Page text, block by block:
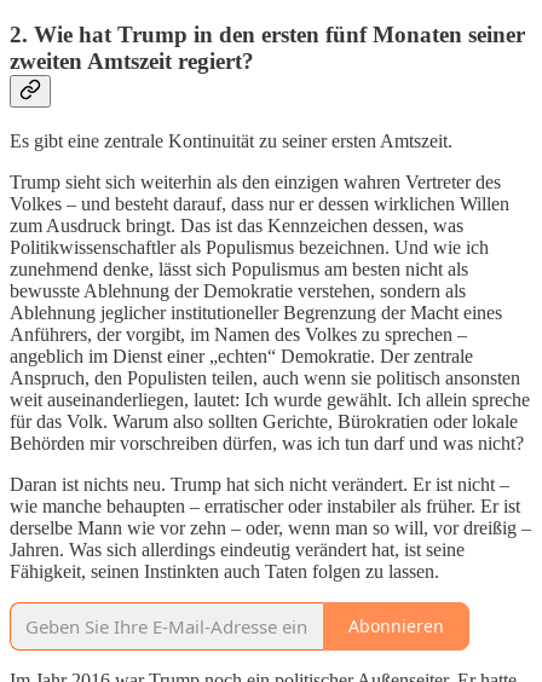
2. Wie hat Trump in den ersten fünf Monaten seiner
zweiten Amtszeit regiert?
Es gibt eine zentrale Kontinuität zu seiner ersten Amtszeit.
Trump sieht sich weiterhin als den einzigen wahren Vertreter des
Volkes – und besteht darauf, dass nur er dessen wirklichen Willen
zum Ausdruck bringt. Das ist das Kennzeichen dessen, was
Politikwissenschaftler als Populismus bezeichnen. Und wie ich
zunehmend denke, lässt sich Populismus am besten nicht als
bewusste Ablehnung der Demokratie verstehen, sondern als
Ablehnung jeglicher institutioneller Begrenzung der Macht eines
Anführers, der vorgibt, im Namen des Volkes zu sprechen –
angeblich im Dienst einer „echten“ Demokratie. Der zentrale
Anspruch, den Populisten teilen, auch wenn sie politisch ansonsten
weit auseinanderliegen, lautet: Ich wurde gewählt. Ich allein spreche
für das Volk. Warum also sollten Gerichte, Bürokratien oder lokale
Behörden mir vorschreiben dürfen, was ich tun darf und was nicht?
Daran ist nichts neu. Trump hat sich nicht verändert. Er ist nicht –
wie manche behaupten – erratischer oder instabiler als früher. Er ist
derselbe Mann wie vor zehn – oder, wenn man so will, vor dreißig –
Jahren. Was sich allerdings eindeutig verändert hat, ist seine
Fähigkeit, seinen Instinkten auch Taten folgen zu lassen.
Abonnieren